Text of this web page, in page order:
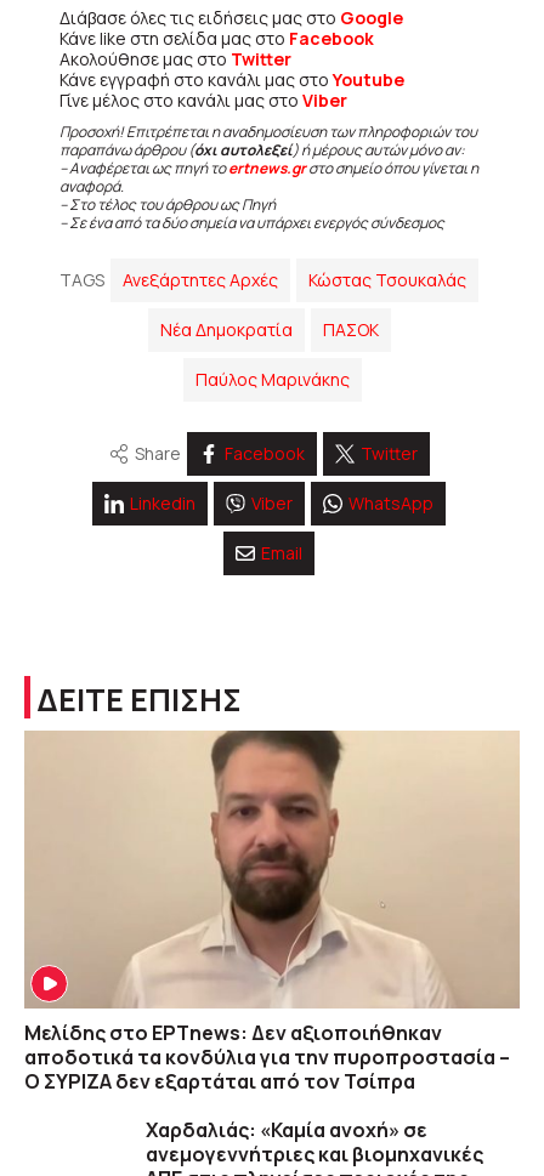
Διάβασε όλες τις ειδήσεις μας στο Google
Κάνε like στη σελίδα μας στο Facebook
Ακολούθησε μας στο Twitter
Κάνε εγγραφή στο κανάλι μας στοYoutube
Γίνε μέλος στο κανάλι μας στο Viber
Προσοχή! Επιτρέπεται η αναδημοσίευση των πληροφοριών του
παραπάνω άρθρου (όχι αυτολεξεί) ή μέρους αυτών μόνο αν:
– Αναφέρεται ως πηγή τοertnews.grστο σημείο όπου γίνεται η
αναφορά.
– Στο τέλος του άρθρου ως Πηγή
– Σε ένα από τα δύο σημεία να υπάρχει ενεργός σύνδεσμος
TAGS Ανεξάρτητες Αρχές Κώστας Τσουκαλάς
Νέα Δημοκρατία ΠΑΣΟΚ
Παύλος Μαρινάκης
Share Facebook Twitter
Linkedin Viber WhatsApp
Email
ΔΕΙΤΕ ΕΠΙΣΗΣ
Μελίδης στο ΕΡΤnews: Δεν αξιοποιήθηκαν
αποδοτικά τα κονδύλια για την πυροπροστασία –
Ο ΣΥΡΙΖΑ δεν εξαρτάται από τον Τσίπρα
Χαρδαλιάς: «Καμία ανοχή» σε
ανεμογεννήτριες και βιομηχανικές